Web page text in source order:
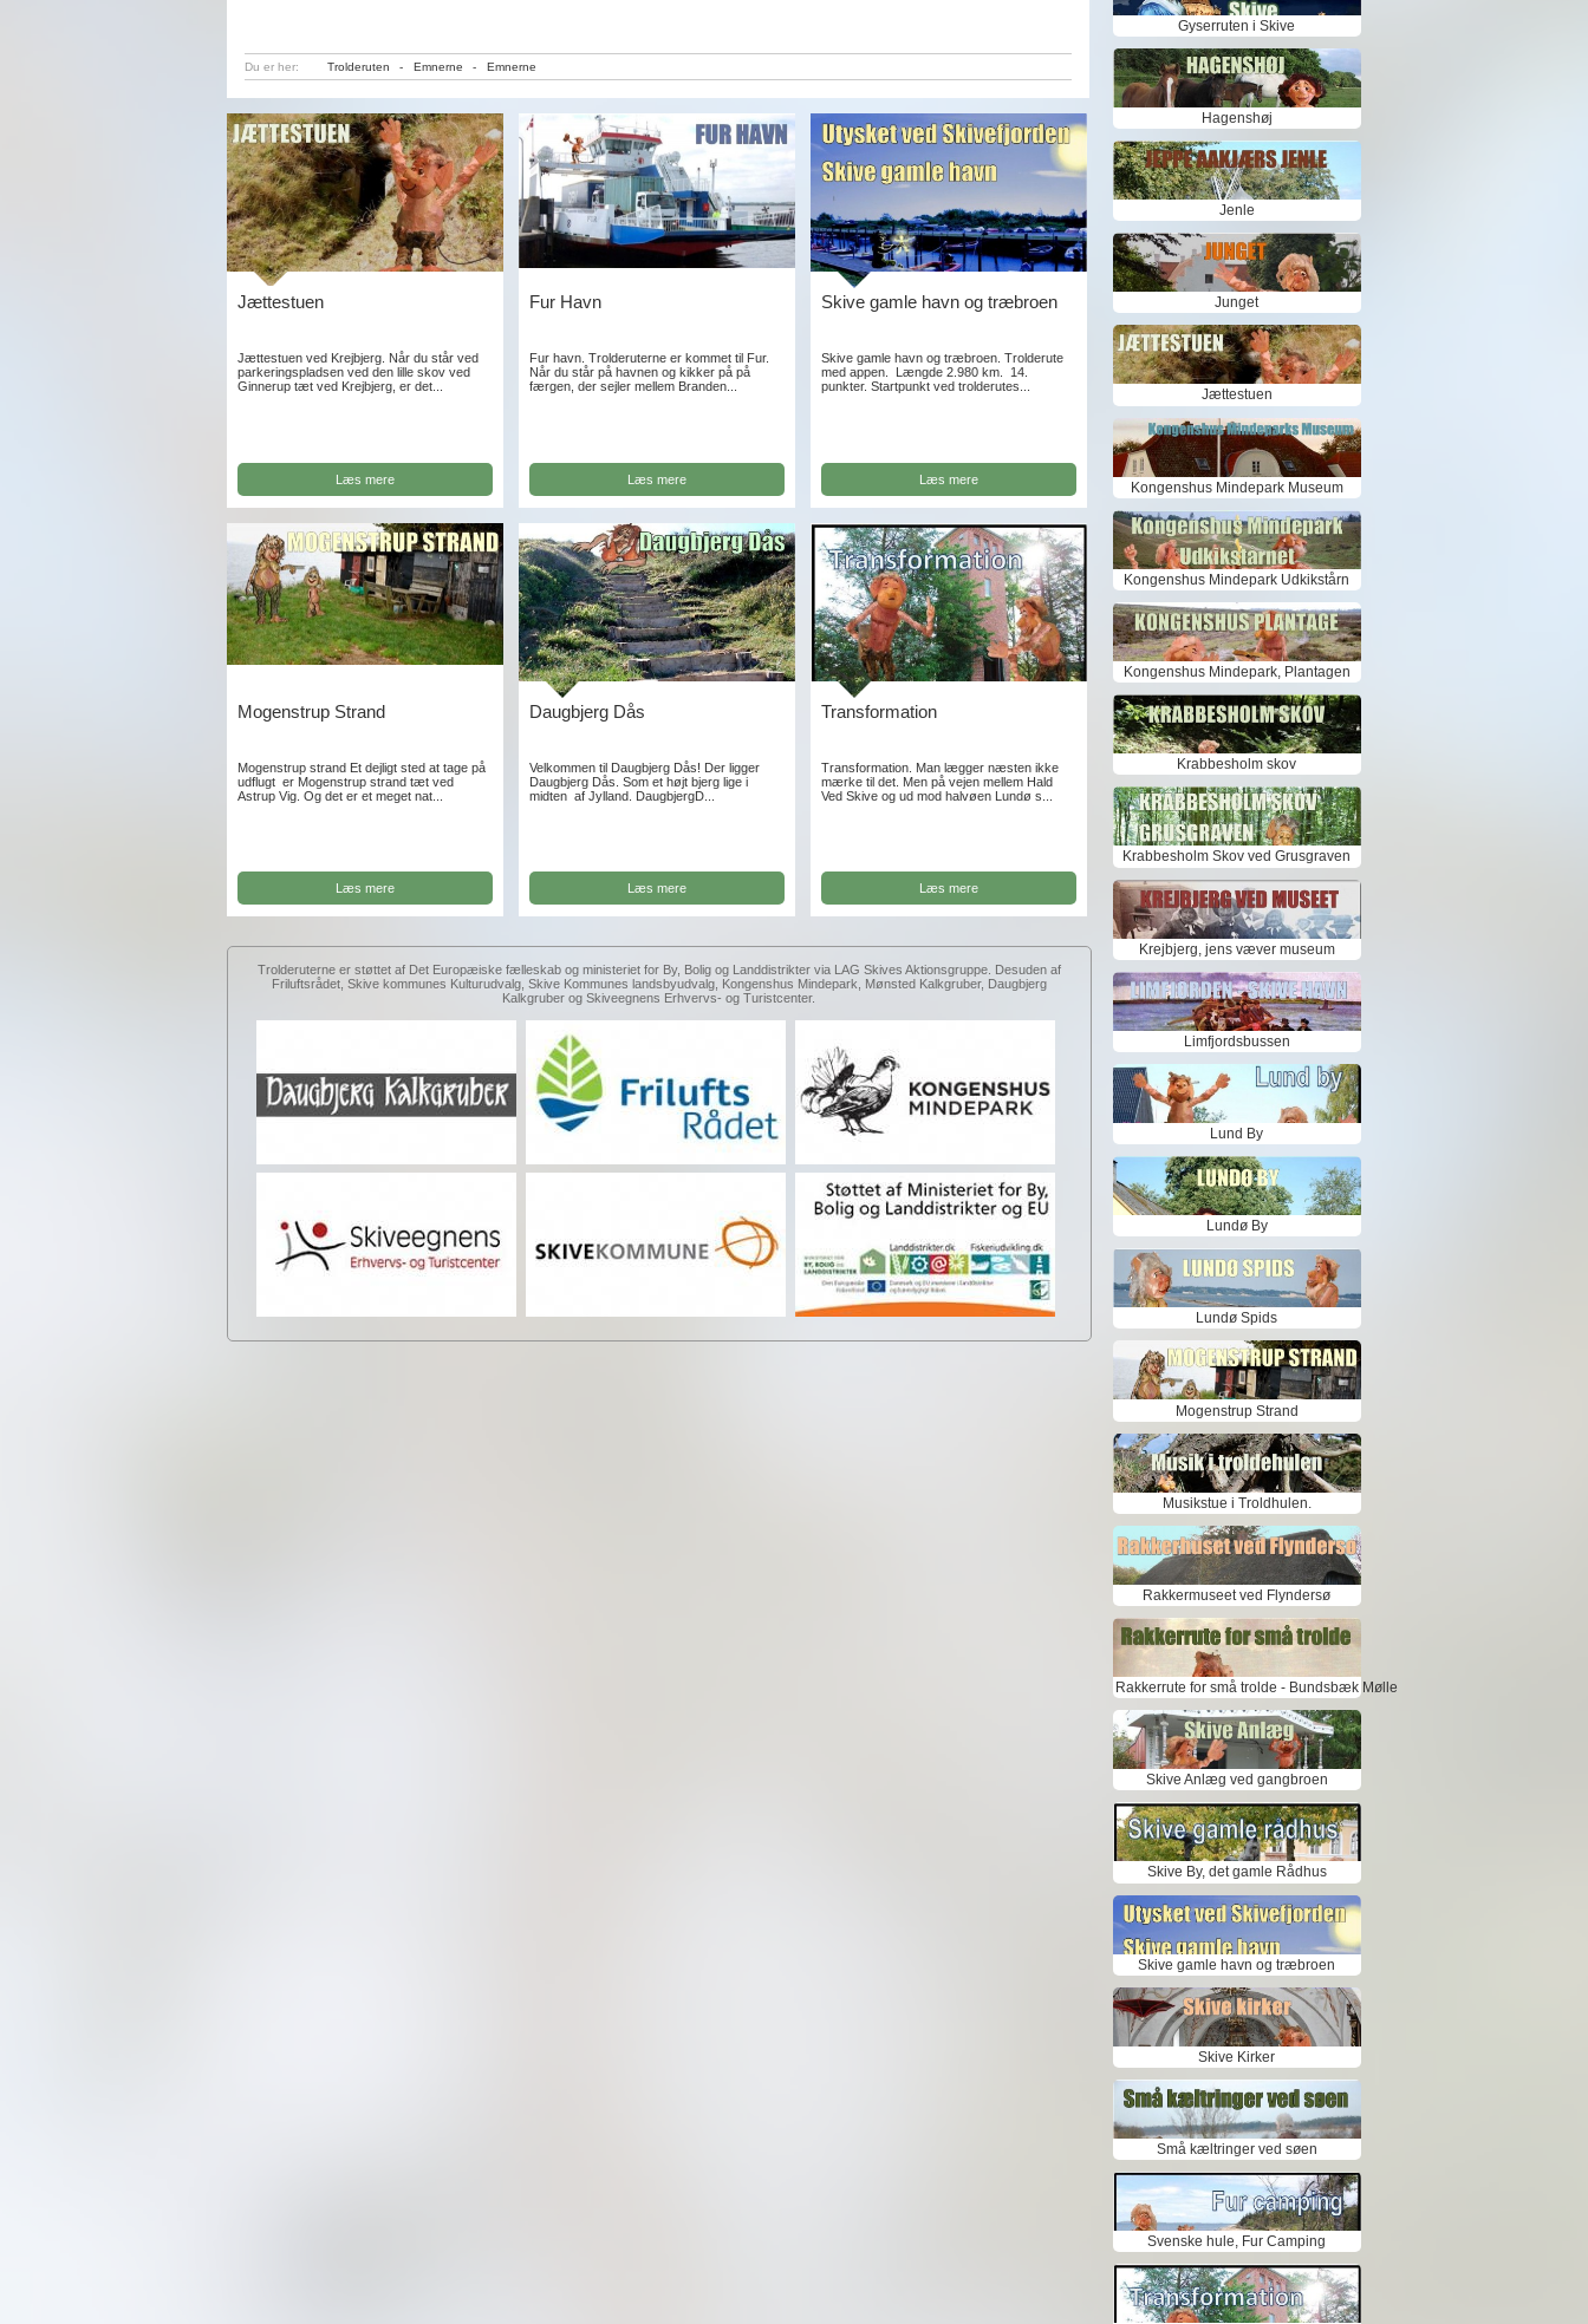
Du er her: Trolderuten - Emnerne - Emnerne
Jættestuen
Jættestuen ved Krejbjerg. Når du står ved
parkeringspladsen ved den lille skov ved
Ginnerup tæt ved Krejbjerg, er det...
Læs mere
Fur Havn
Fur havn. Trolderuterne er kommet til Fur.
Når du står på havnen og kikker på på
færgen, der sejler mellem Branden...
Læs mere
Skive gamle havn og træbroen
Skive gamle havn og træbroen. Trolderute
med appen. Længde 2.980 km. 14.
punkter. Startpunkt ved trolderutes...
Læs mere
Mogenstrup Strand
Mogenstrup strand Et dejligt sted at tage på
udflugt er Mogenstrup strand tæt ved
Astrup Vig. Og det er et meget nat...
Læs mere
Daugbjerg Dås
Velkommen til Daugbjerg Dås! Der ligger
Daugbjerg Dås. Som et højt bjerg lige i
midten af Jylland. DaugbjergD...
Læs mere
Transformation
Transformation. Man lægger næsten ikke
mærke til det. Men på vejen mellem Hald
Ved Skive og ud mod halvøen Lundø s...
Læs mere
Trolderuterne er støttet af Det Europæiske fælleskab og ministeriet for By, Bolig og Landdistrikter via LAG Skives Aktionsgruppe. Desuden af
Friluftsrådet, Skive kommunes Kulturudvalg, Skive Kommunes landsbyudvalg, Kongenshus Mindepark, Mønsted Kalkgruber, Daugbjerg
Kalkgruber og Skiveegnens Erhvervs- og Turistcenter.
Gyserruten i Skive
Hagenshøj
Jenle
Junget
Jættestuen
Kongenshus Mindepark Museum
Kongenshus Mindepark Udkikstårn
Kongenshus Mindepark, Plantagen
Krabbesholm skov
Krabbesholm Skov ved Grusgraven
Krejbjerg, jens væver museum
Limfjordsbussen
Lund By
Lundø By
Lundø Spids
Mogenstrup Strand
Musikstue i Troldhulen.
Rakkermuseet ved Flyndersø
Rakkerrute for små trolde - Bundsbæk Mølle
Skive Anlæg ved gangbroen
Skive By, det gamle Rådhus
Skive gamle havn og træbroen
Skive Kirker
Små kæltringer ved søen
Svenske hule, Fur Camping